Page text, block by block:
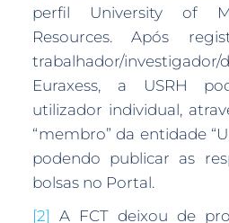
perfil University of
Resources. Após
trabalhador/
Euraxess, a USRH
utilizador individual,
“membro” da entidade
podendo publicar as
bolsas no Portal.
[2] A FCT deixou de